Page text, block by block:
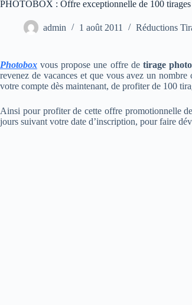
PHOTOBOX : Offre exceptionnelle de 100
admin 1 août 2011 Réductions
Photobox vous propose une offre detirage
revenez de vacances et que vous avez un
votre compte dès maintenant, de profiter de 100
Ainsi pour profiter de cette offre promotionnelle
jours suivant votre date d’inscription, pour faire